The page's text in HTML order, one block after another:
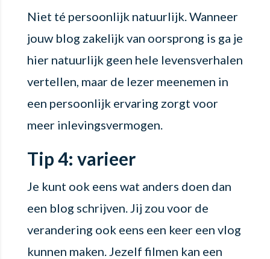
Niet té persoonlijk natuurlijk. Wanneer
jouw blog zakelijk van oorsprong is ga je
hier natuurlijk geen hele levensverhalen
vertellen, maar de lezer meenemen in
een persoonlijk ervaring zorgt voor
meer inlevingsvermogen.
Tip 4: varieer
Je kunt ook eens wat anders doen dan
een blog schrijven. Jij zou voor de
verandering ook eens een keer een vlog
kunnen maken. Jezelf filmen kan een